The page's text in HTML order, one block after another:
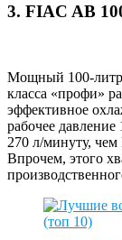
3. FIAC AB
Мощный 100-
класса «профи»
эффективное
рабочее
270 л/минуту,
Впрочем, этого